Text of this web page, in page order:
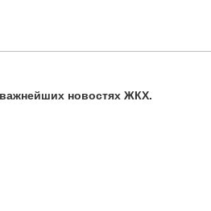
новостях ЖКХ.